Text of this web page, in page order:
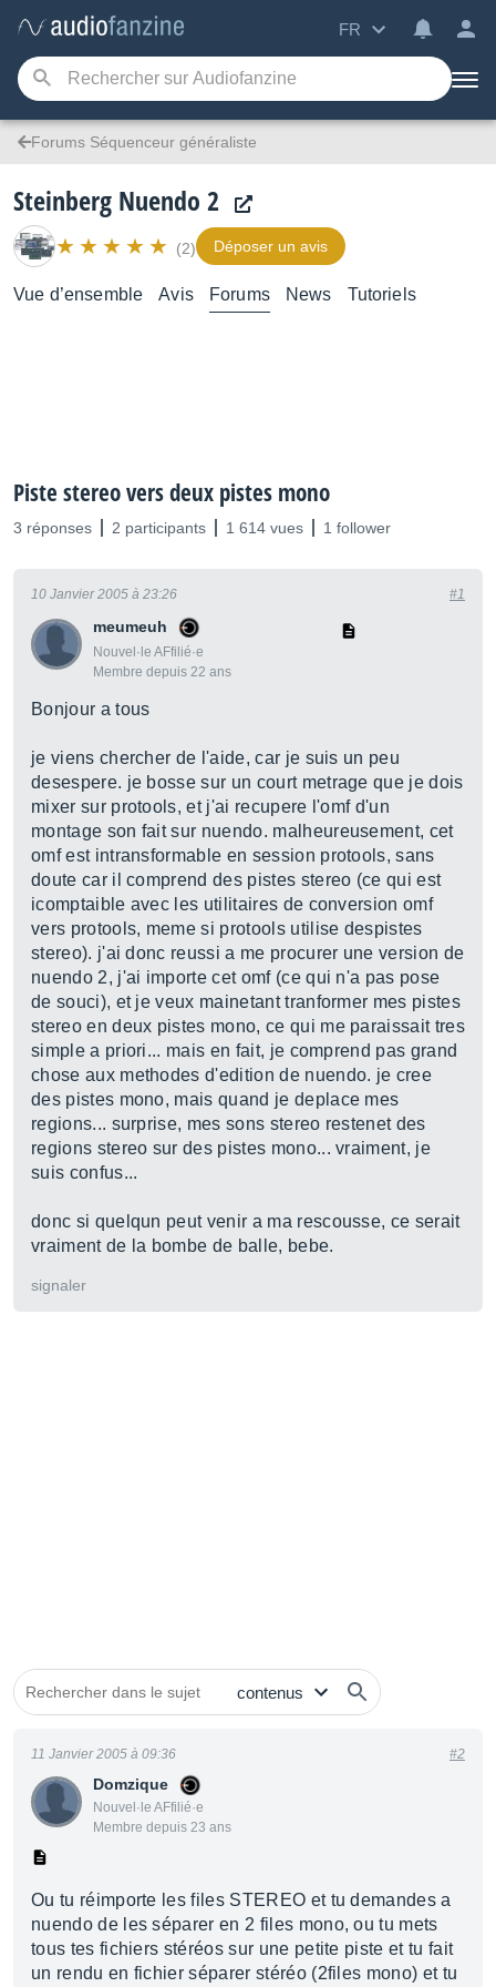
FR
Forums Séquenceur généraliste
Steinberg Nuendo 2
(2) Déposer un avis
Vue d’ensemble Avis Forums News Tutoriels
Piste stereo vers deux pistes mono
3 réponses 2 participants 1 614 vues 1 follower
meumeuh
Nouvel·le AFfilié·e
Membre depuis 22 ans
10 Janvier 2005 à 23:26 #1
Bonjour a tous
je viens chercher de l'aide, car je suis un peu
desespere. je bosse sur un court metrage que je dois
mixer sur protools, et j'ai recupere l'omf d'un
montage son fait sur nuendo. malheureusement, cet
omf est intransformable en session protools, sans
doute car il comprend des pistes stereo (ce qui est
icomptaible avec les utilitaires de conversion omf
vers protools, meme si protools utilise despistes
stereo). j'ai donc reussi a me procurer une version de
nuendo 2, j'ai importe cet omf (ce qui n'a pas pose
de souci), et je veux mainetant tranformer mes pistes
stereo en deux pistes mono, ce qui me paraissait tres
simple a priori... mais en fait, je comprend pas grand
chose aux methodes d'edition de nuendo. je cree
des pistes mono, mais quand je deplace mes
regions... surprise, mes sons stereo restenet des
regions stereo sur des pistes mono... vraiment, je
suis confus...
donc si quelqun peut venir a ma rescousse, ce serait
vraiment de la bombe de balle, bebe.
signaler
Domzique
Nouvel·le AFfilié·e
Membre depuis 23 ans
11 Janvier 2005 à 09:36 #2
Ou tu réimporte les files STEREO et tu demandes a
nuendo de les séparer en 2 files mono, ou tu mets
tous tes fichiers stéréos sur une petite piste et tu fait
un rendu en fichier séparer stéréo (2files mono) et tu